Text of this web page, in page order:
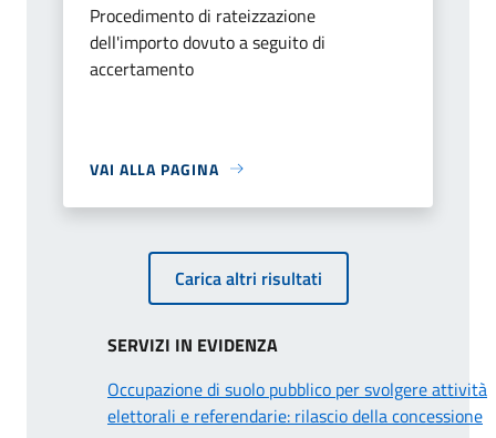
Procedimento di rateizzazione
dell'importo dovuto a seguito di
accertamento
VAI ALLA PAGINA
Carica altri risultati
SERVIZI IN EVIDENZA
Occupazione di suolo pubblico per svolgere attività
elettorali e referendarie: rilascio della concessione